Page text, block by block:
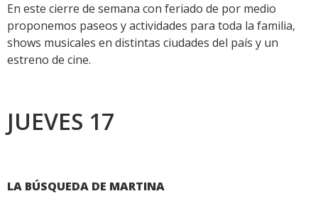
En este cierre de semana con feriado de por medio
proponemos paseos y actividades para toda la familia,
shows musicales en distintas ciudades del país y un
estreno de cine.
JUEVES 17
LA BÚSQUEDA DE MARTINA